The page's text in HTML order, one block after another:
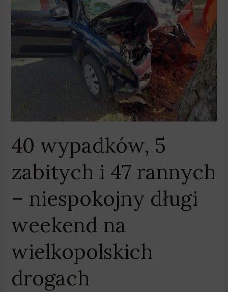
40 wypadków, 5
zabitych i 47 rannych
– niespokojny długi
weekend na
wielkopolskich
drogach
zabitych
i
–
niespokojny
weekend
na
drogach